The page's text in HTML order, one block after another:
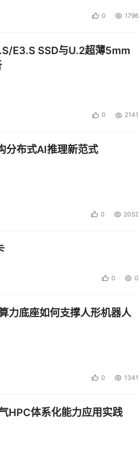
0 1796
E3.S SSD与U.2超薄5mm
0 2141
分布式AI推理新范式
0 2052
0 0
力底座如何支撑人形机器人
0 1341
HPC体系化能力应用实践